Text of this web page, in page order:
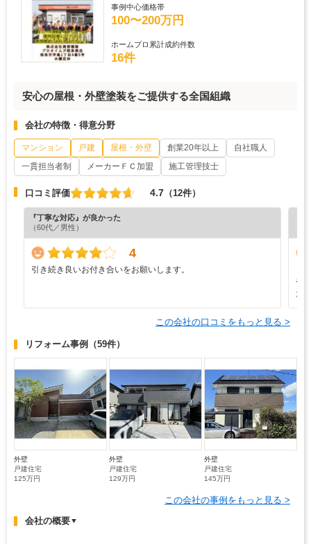
事例中心価格帯
100〜200万円
ホームプロ累計成約件数
16件
安心の屋根・外壁塗装をご提供する全国組織
会社の特徴・得意分野
マンション 戸建 屋根・外壁 創業20年以上
自社職人
一貫担当者制
メーカーＦＣ加盟 施工管理技士
口コミ評価 4.7 （12件）
『丁寧な対応』が良かった
（60代／男性）
4
引き続き良いお付き合いをお願いします。
や
た
この会社の口コミをもっと見る >
リフォーム事例 （59件）
外壁
戸建住宅
125万円
外壁
戸建住宅
129万円
外壁
戸建住宅
145万円
この会社の事例をもっと見る >
会社の概要▼